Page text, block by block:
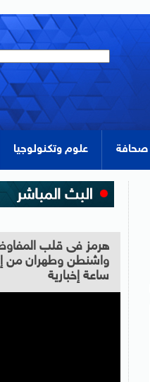
صحافة علوم وتكنولوجيا
هرمز فى قلب
واشنطن وطهران من
ساعة إخبارية